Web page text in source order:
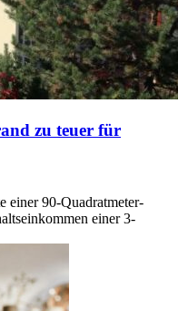
zu teuer für
einer 90-Quadratmeter-
einer 3-